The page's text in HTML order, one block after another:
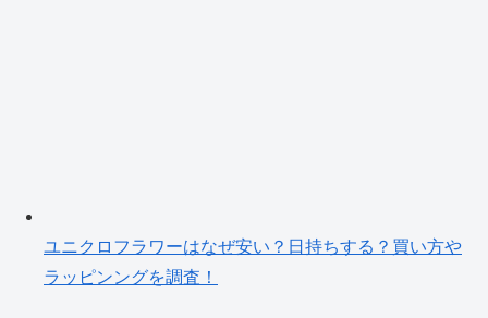
ユニクロフラワーはなぜ安い？日持ちする？買い方や
ラッピンングを調査！